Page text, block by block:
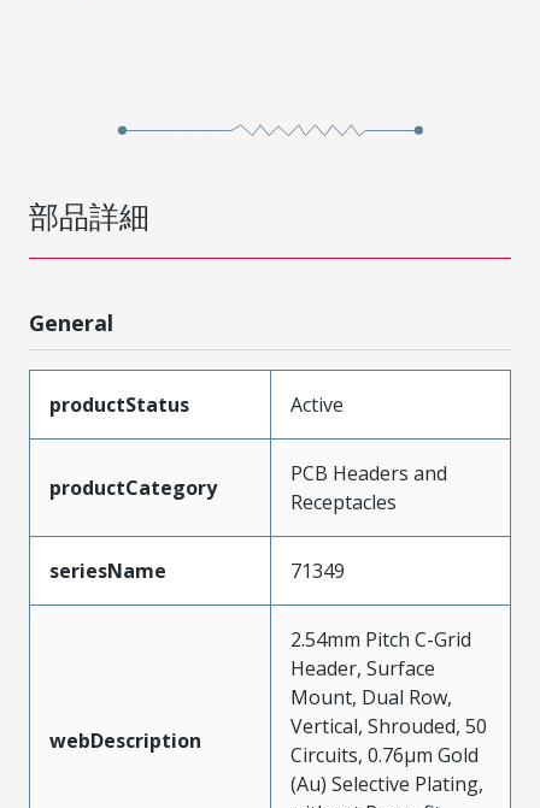
部品詳細
General
productStatus Active
productCategory
PCB Headers and
Receptacles
seriesName 71349
webDescription
2.54mm Pitch C-Grid
Header, Surface
Mount, Dual Row,
Vertical, Shrouded, 50
Circuits, 0.76µm Gold
(Au) Selective Plating,